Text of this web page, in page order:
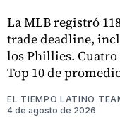
La MLB registró
trade deadline,
los Phillies.
Top 10 de
EL TIEMPO LATINO
4 de agosto de 2026